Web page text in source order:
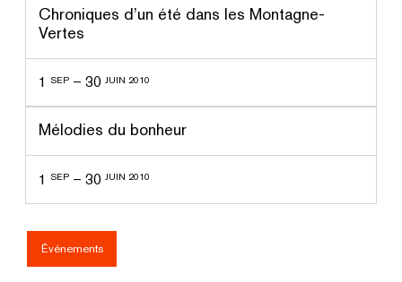
Chroniques d’un été dans les Montagne-
Vertes
1SEP – 30JUIN 2010
Mélodies du bonheur
1SEP – 30JUIN 2010
Événements